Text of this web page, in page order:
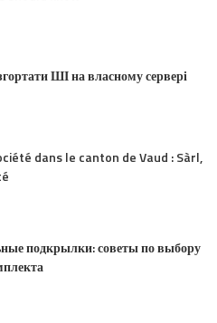
ШІ на власному сервері
dans le canton de Vaud : Sàrl,
подкрылки: советы по выбору